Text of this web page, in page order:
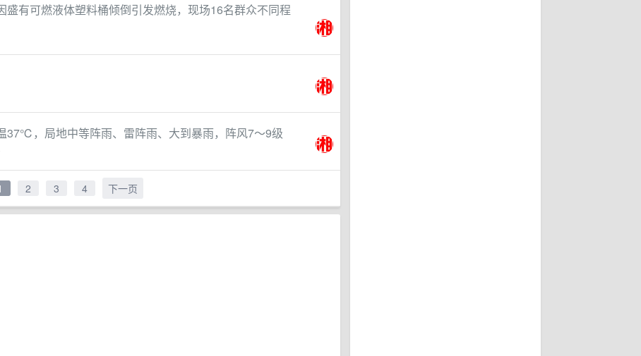
盛有可燃液体塑料桶倾倒引发燃烧，现场16名群众不同程
37℃，局地中等阵雨、雷阵雨、大到暴雨，阵风7～9级
2 3 4 下一页